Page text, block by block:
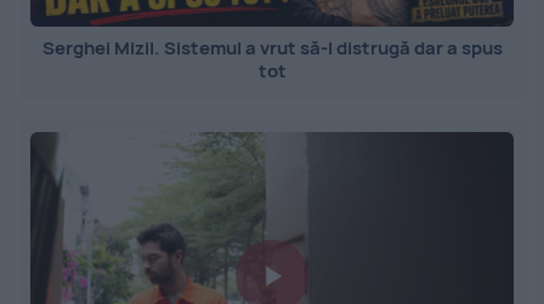
Serghei Mizil. Sistemul a vrut să-l distrugă dar a spus
tot